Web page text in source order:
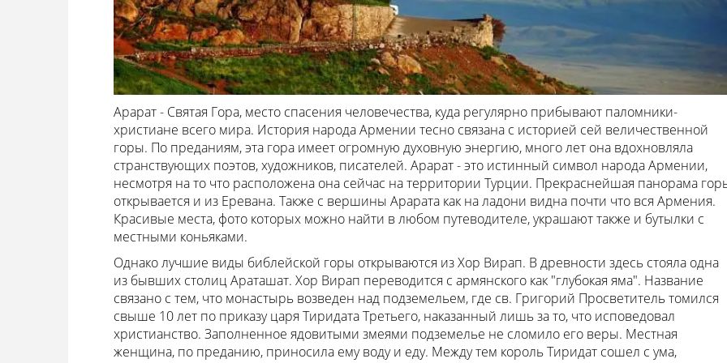
Арарат - Святая Гора, место спасения человечества, куда регулярно прибывают паломники-
христиане всего мира. История народа Армении тесно связана с историей сей величественной
горы. По преданиям, эта гора имеет огромную духовную энергию, много лет она вдохновляла
странствующих поэтов, художников, писателей. Арарат - это истинный символ народа Армении,
несмотря на то что расположена она сейчас на территории Турции. Прекраснейшая панорама
открывается и из Еревана. Также с вершины Арарата как на ладони видна почти что вся Армения.
Красивые места, фото которых можно найти в любом путеводителе, украшают также и бутылки с
местными коньяками.
Однако лучшие виды библейской горы открываются из Хор Вирап. В древности здесь стояла одна
из бывших столиц Араташат. Хор Вирап переводится с армянского как "глубокая яма". Название
связано с тем, что монастырь возведен над подземельем, где св. Григорий Просветитель томился
свыше 10 лет по приказу царя Тиридата Третьего, наказанный лишь за то, что исповедовал
христианство. Заполненное ядовитыми змеями подземелье не сломило его веры. Местная
женщина, по преданию, приносила ему воду и еду. Между тем король Тиридат сошел с ума,